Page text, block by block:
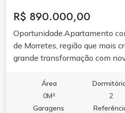
R$ 890.000,00
Oportunidade.Apartamento
de Morretes, região que mais
grande transformação com
investir. Agende uma visita
Área
0M²
2
Garagens